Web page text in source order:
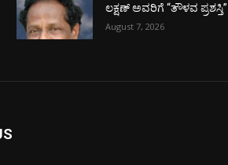
ಲಕ್ಷಣ್ ಅವರಿಗೆ “ತೌಳವ ಪ್ರಶಸ್ತಿ”
August 7, 2026